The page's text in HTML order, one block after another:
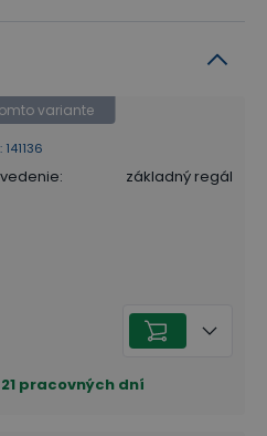
: 141136
variante
: základný regál
pracovných dní